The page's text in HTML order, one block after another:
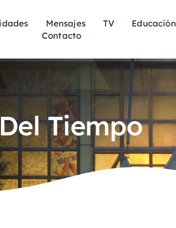
Mensajes TV
Educación
Contacto
Tiempo